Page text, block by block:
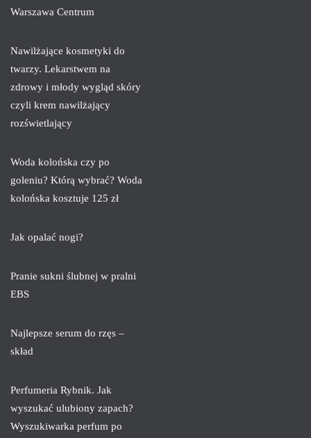
Warszawa Centrum
Nawilżające kosmetyki do
twarzy. Lekarstwem na
zdrowy i młody wygląd skóry
czyli krem nawilżający
rozświetlający
Woda kolońska czy po
goleniu? Którą wybrać? Woda
kolońska kosztuje 125 zł
Jak opalać nogi?
Pranie sukni ślubnej w pralni
EBS
Najlepsze serum do rzęs –
skład
Perfumeria Rybnik. Jak
wyszukać ulubiony zapach?
Wyszukiwarka perfum po